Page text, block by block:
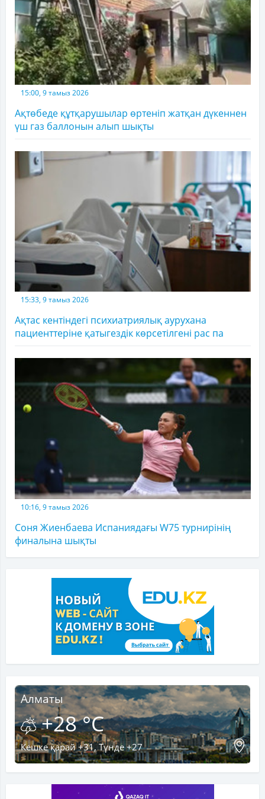
15:00, 9 тамыз 2026
Ақтөбеде құтқарушылар өртеніп жатқан дүкеннен
үш газ баллонын алып шықты
15:33, 9 тамыз 2026
Ақтас кентіндегі психиатриялық аурухана
пациенттеріне қатыгездік көрсетілгені рас па
10:16, 9 тамыз 2026
Соня Жиенбаева Испаниядағы W75 турнирінің
финалына шықты
Алматы
+28 °C
Кешке қарай +31, Түнде +27